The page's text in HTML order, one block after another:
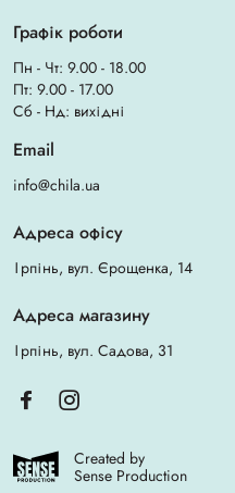
Графік роботи
Пн - Чт: 9.00 - 18.00
Пт: 9.00 - 17.00
Сб - Нд: вихідні
Email
info@chila.ua
Адреса офісу
Ірпінь, вул. Єрощенка, 14
Адреса магазину
Ірпінь, вул. Садова, 31
Created by
Sense Production